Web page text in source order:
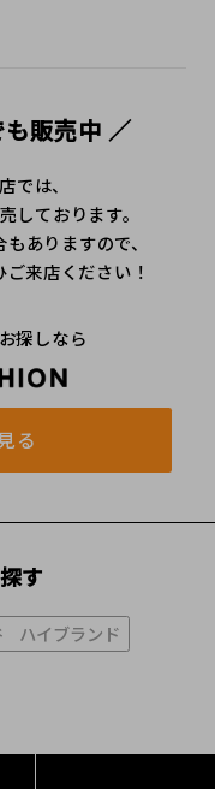
販売中 ／
では、
しております。
ありますので、
来店ください！
探しなら
る
す
ハイブランド